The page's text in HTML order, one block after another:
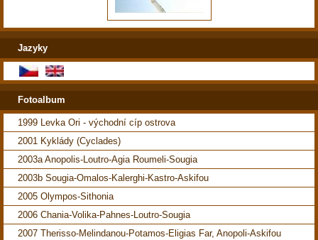
Jazyky
Fotoalbum
1999 Levka Ori - východní cíp ostrova
2001 Kyklády (Cyclades)
2003a Anopolis-Loutro-Agia Roumeli-Sougia
2003b Sougia-Omalos-Kalerghi-Kastro-Askifou
2005 Olympos-Sithonia
2006 Chania-Volika-Pahnes-Loutro-Sougia
2007 Therisso-Melindanou-Potamos-Eligias Far, Anopoli-Askifou